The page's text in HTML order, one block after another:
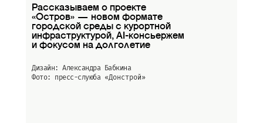
Рассказываем о проекте
«Остров» — новом формате
городской среды с курортной
инфраструктурой, AI-консьержем
и фокусом на долголетие
Дизайн: Александра Бабкина
Фото: пресс-слуюба «Донстрой»